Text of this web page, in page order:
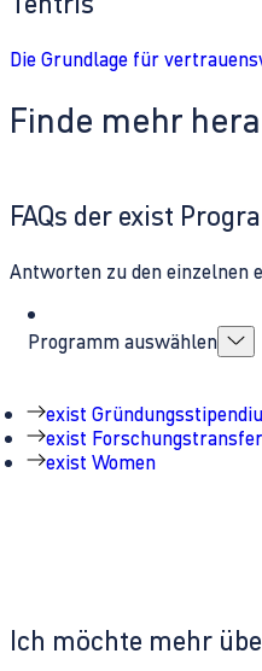
Die Grundlage für
Finde mehr
Ich möchte mehr
FAQs der exist
Antworten zu den einzelnen
Programm auswählen
exist
exist Forschungstransfer
exist Women